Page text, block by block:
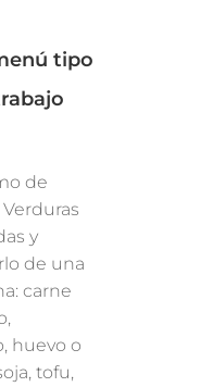
tipo
de
y
de una
carne
huevo o
tofu,